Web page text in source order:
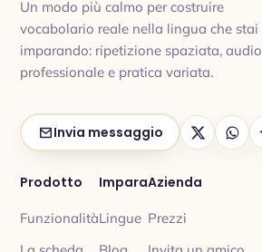
Un modo più calmo per costruire
vocabolario reale nella lingua che stai
imparando: ripetizione spaziata, audio
professionale e pratica variata.
Invia messaggio
Prodotto
Funzionalità
Impara
Lingue
Azienda
Prezzi